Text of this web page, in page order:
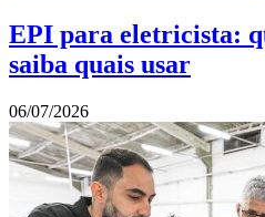
EPI para eletricista:
saiba quais usar
06/07/2026